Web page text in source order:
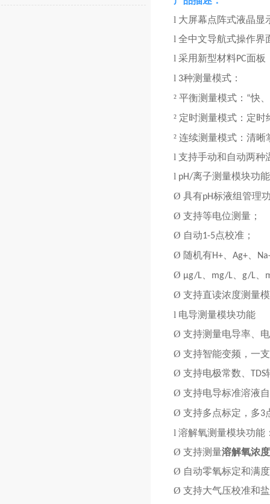
l 大屏幕点阵式液晶显
l 全中文导航式操作界
l 采用新型材料PC面板
l 3种测量模式：
² 平衡测量模式： “快
² 定时测量模式：定时
² 连续测量模式：清晰
l 支持手动和自动两种
l pH/离子测量模块功
Ø 具有pH标液组管理
Ø 支持等电位测量；
Ø 自动1-5点校准；
Ø 随机有H+ Ag+
Ø μg/L mg/L g/L
Ø 支持直读浓度测量
l 电导测量模块功能
Ø 支持测量电导率、
Ø 支持智能变频，一
Ø 支持电极常数、 TDS
Ø 支持电导标准溶液
Ø 支持多点标定，多3
l 溶解氧测量模块功能
Ø 支持测量溶解氧浓
Ø 自动零氧标定和满
Ø 支持大气压校准和